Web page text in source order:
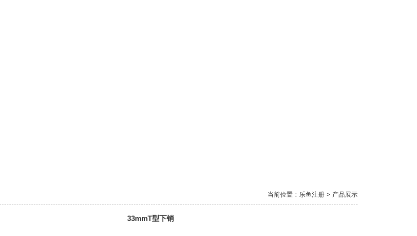
当前位置：乐鱼注册 > 产品展示
33mmT型下销